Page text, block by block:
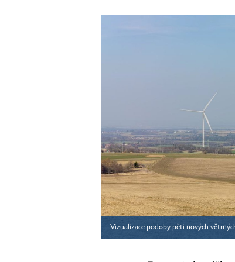
Vizualizace podoby pěti nových